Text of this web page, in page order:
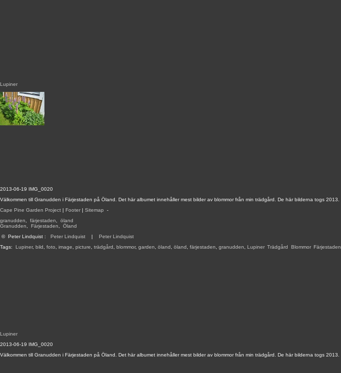
2013-06-19 IMG_0020
Välkommen till Granudden i Färjestaden på Öland. Det här albumet innehåller mest bilder av blommor från min trädgård. De här bilderna togs 2013.
Cape Pine Garden Project | Footer | Sitemap -
granudden
färjestaden
öland
Granudden
Färjestaden
Öland
© Peter Lindquist : Peter Lindquist | Peter Lindquist
Tags: Lupiner, bild foto image picture trädgård blommor, garden öland öland färjestaden granudden Lupiner, Trädgård Blommor, Färjestaden
Lupiner
Lupiner
2013-06-19 IMG_0020
Välkommen till Granudden i Färjestaden på Öland. Det här albumet innehåller mest bilder av blommor från min trädgård. De här bilderna togs 2013.